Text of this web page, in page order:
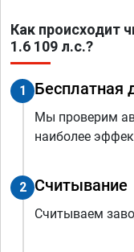
Как происходит
1.6 109 л.с.?
1 Бесплатная
Мы проверим
наиболее
2 Считывание
Считываем